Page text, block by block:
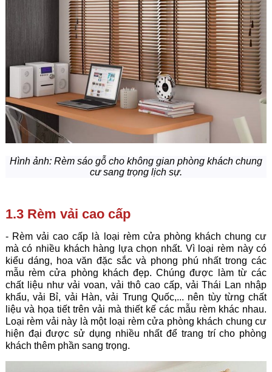
Hình ảnh: Rèm sáo gỗ cho không gian phòng khách chung
cư sang trọng lịch sự.
1.3 Rèm vải cao cấp
- Rèm vải cao cấp là loại rèm cửa phòng khách chung cư
mà có nhiều khách hàng lựa chọn nhất. Vì loại rèm này có
kiểu dáng, hoa văn đặc sắc và phong phú nhất trong các
mẫu rèm cửa phòng khách đẹp. Chúng được làm từ các
chất liệu như vải voan, vải thô cao cấp, vải Thái Lan nhập
khẩu, vải Bỉ, vải Hàn, vải Trung Quốc,... nên tùy từng chất
liệu và họa tiết trên vải mà thiết kế các mẫu rèm khác nhau.
Loại rèm vải này là một loại rèm cửa phòng khách chung cư
hiện đại được sử dụng nhiều nhất để trang trí cho phòng
khách thêm phần sang trọng.